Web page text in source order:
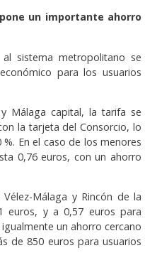
un importante ahorro
sistema metropolitano se
para los usuarios
Málaga capital, la tarifa se
la tarjeta del Consorcio, lo
En el caso de los menores
0,76 euros, con un ahorro
Málaga y Rincón de la
euros, y a 0,57 euros para
un ahorro cercano
de 850 euros para usuarios